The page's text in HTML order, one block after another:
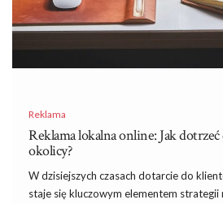
Reklama
Reklama lokalna online: Jak
okolicy?
W dzisiejszych czasach dotarcie do
staje się kluczowym elementem